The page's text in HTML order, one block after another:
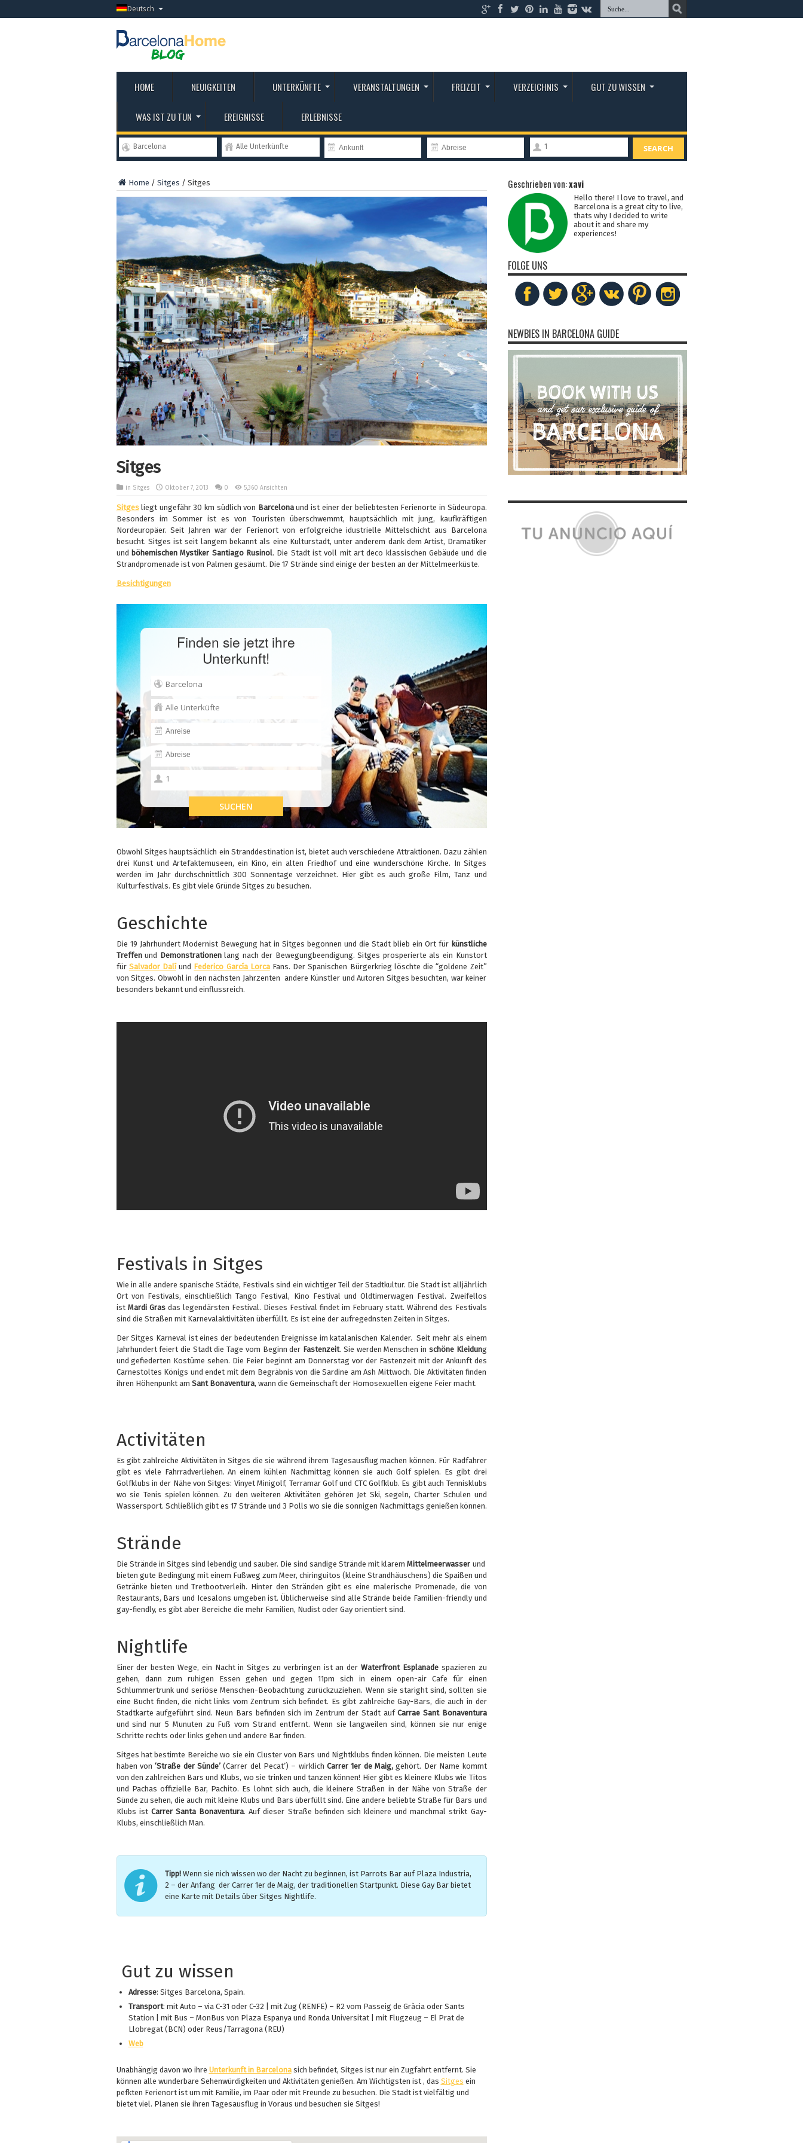
Deutsch
HOME NEUIGKEITEN UNTERKÜNFTE VERANSTALTUNGEN FREIZEIT VERZEICHNIS GUT ZU WISSEN
WAS IST ZU TUN EREIGNISSE ERLEBNISSE
Barcelona Alle Unterkünfte 1 SEARCH
Home / Sitges / Sitges
Sitges
in Sitges Oktober 7, 2013 0 5,360 Ansichten
Sitgesliegt ungefähr 30 km südlich von Barcelonaund ist einer der beliebtesten Ferienorte in Südeuropa.
Besonders im Sommer ist es von Touristen überschwemmt, hauptsächlich mit jung, kaufkräftigen
Nordeuropäer. Seit Jahren war der Ferienort von erfolgreiche idustrielle Mittelschicht aus Barcelona
besucht. Sitges ist seit langem bekannt als eine Kulturstadt, unter anderem dank dem Artist, Dramatiker
und böhemischen Mystiker Santiago Rusinol. Die Stadt ist voll mit art deco klassischen Gebäude und die
Strandpromenade ist von Palmen gesäumt. Die 17 Strände sind einige der besten an der Mittelmeerküste.
Besichtigungen
Finden sie jetzt ihre
Unterkunft!
Obwohl Sitges hauptsächlich ein Stranddestination ist, bietet auch verschiedene Attraktionen. Dazu zählen
drei Kunst und Artefaktemuseen, ein Kino, ein alten Friedhof und eine wunderschöne Kirche. In Sitges
werden im Jahr durchschnittlich 300 Sonnentage verzeichnet. Hier gibt es auch große Film, Tanz und
Kulturfestivals. Es gibt viele Gründe Sitges zu besuchen.
Geschichte
Die 19 Jahrhundert Modernist Bewegung hat in Sitges begonnen und die Stadt blieb ein Ort für künstliche
Treffenund Demonstrationenlang nach der Bewegungbeendigung. Sitges prosperierte als ein Kunstort
für Salvador Dalíund Federico García LorcaFans. Der Spanischen Bürgerkrieg löschte die “goldene Zeit”
von Sitges. Obwohl in den nächsten Jahrzenten andere Künstler und Autoren Sitges besuchten, war keiner
besonders bekannt und einflussreich.
Festivals in Sitges
Wie in alle andere spanische Städte, Festivals sind ein wichtiger Teil der Stadtkultur. Die Stadt ist alljährlich
Ort von Festivals, einschließlich Tango Festival, Kino Festival und Oldtimerwagen Festival. Zweifellos
ist Mardi Grasdas legendärsten Festival. Dieses Festival findet im February statt. Während des Festivals
sind die Straßen mit Karnevalaktivitäten überfüllt. Es ist eine der aufregednsten Zeiten in Sitges.
Der Sitges Karneval ist eines der bedeutenden Ereignisse im katalanischen Kalender. Seit mehr als einem
Jahrhundert feiert die Stadt die Tage vom Beginn der Fastenzeit. Sie werden Menschen in schöne Kleidung
und gefiederten Kostüme sehen. Die Feier beginnt am Donnerstag vor der Fastenzeit mit der Ankunft des
Carnestoltes Königs und endet mit dem Begräbnis von die Sardine am Ash Mittwoch. Die Aktivitäten finden
ihren Höhenpunkt am Sant Bonaventura, wann die Gemeinschaft der Homosexuellen eigene Feier macht.
Activitäten
Es gibt zahlreiche Aktivitäten in Sitges die sie während ihrem Tagesausflug machen können. Für Radfahrer
gibt es viele Fahrradverliehen. An einem kühlen Nachmittag können sie auch Golf spielen. Es gibt drei
Golfklubs in der Nähe von Sitges: Vinyet Minigolf, Terramar Golf und CTC Golfklub. Es gibt auch Tennisklubs
wo sie Tenis spielen können. Zu den weiteren Aktivitäten gehören Jet Ski, segeln, Charter Schulen und
Wassersport. Schließlich gibt es 17 Strände und 3 Polls wo sie die sonnigen Nachmittags genießen können.
Strände
Die Strände in Sitges sind lebendig und sauber. Die sind sandige Strände mit klaremMittelmeerwasser und
bieten gute Bedingung mit einem Fußweg zum Meer, chiringuitos (kleine Strandhäuschens) die Spaißen und
Getränke bieten und Tretbootverleih. Hinter den Stränden gibt es eine malerische Promenade, die von
Restaurants, Bars und Icesalons umgeben ist. Üblicherweise sind alle Strände beide Familien-friendly und
gay-fiendly, es gibt aber Bereiche die mehr Familien, Nudist oder Gay orientiert sind.
Nightlife
Einer der besten Wege, ein Nacht in Sitges zu verbringen ist an derWaterfront Esplanadespazieren zu
gehen, dann zum ruhigen Essen gehen und gegen 11pm sich in einem open-air Cafe für einen
Schlummertrunk und seriöse Menschen-Beobachtung zurückzuziehen. Wenn sie staright sind, sollten sie
eine Bucht finden, die nicht links vom Zentrum sich befindet. Es gibt zahlreiche Gay-Bars, die auch in der
Stadtkarte aufgeführt sind. Neun Bars befinden sich im Zentrum der Stadt aufCarrae Sant Bonaventura
und sind nur 5 Munuten zu Fuß vom Strand entfernt. Wenn sie langweilen sind, können sie nur enige
Schritte rechts oder links gehen und andere Bar finden.
Sitges hat bestimte Bereiche wo sie ein Cluster von Bars und Nightklubs finden können. Die meisten Leute
haben von‘Straße der Sünde’(Carrer del Pecat’) – wirklichCarrer 1er de Maig, gehört. Der Name kommt
von den zahlreichen Bars und Klubs, wo sie trinken und tanzen können! Hier gibt es kleinere Klubs wie Titos
und Pachas offizielle Bar, Pachito. Es lohnt sich auch, die kleinere Straßen in der Nähe von Straße der
Sünde zu sehen, die auch mit kleine Klubs und Bars überfüllt sind. Eine andere beliebte Straße für Bars und
Klubs ist Carrer Santa Bonaventura. Auf dieser Straße befinden sich kleinere und manchmal strikt Gay-
Klubs, einschließlich Man.
Tipp!Wenn sie nich wissen wo der Nacht zu beginnen, ist Parrots Bar auf Plaza Industria,
2 – der Anfang der Carrer 1er de Maig, der traditionellen Startpunkt. Diese Gay Bar bietet
eine Karte mit Details über Sitges Nightlife.
Gut zu wissen
Adresse: Sitges Barcelona, Spain.
Transport: mit Auto – via C-31 oder C-32 | mit Zug (RENFE) – R2 vom Passeig de Gràcia oder Sants
Station | mit Bus – MonBus von Plaza Espanya und Ronda Universitat | mit Flugzeug – El Prat de
Llobregat (BCN) oder Reus/Tarragona (REU)
Web
Unabhängig davon wo ihre Unterkunft in Barcelonasich befindet, Sitges ist nur ein Zugfahrt entfernt. Sie
können alle wunderbare Sehenwürdigkeiten und Aktivitäten genießen. Am Wichtigsten ist , das Sitges ein
pefkten Ferienort ist um mit Familie, im Paar oder mit Freunde zu besuchen. Die Stadt ist vielfältig und
bietet viel. Planen sie ihren Tagesausflug in Voraus und besuchen sie Sitges!
Geschrieben von:xavi
Hello there! I love to travel, and
Barcelona is a great city to live,
thats why I decided to write
about it and share my
experiences!
FOLGE UNS
NEWBIES IN BARCELONA GUIDE